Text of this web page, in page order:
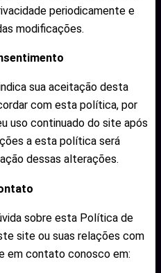
periodicamente e
modificações.
sua aceitação desta
com esta política, por
uso continuado do site após
a esta política será
dessas alterações.
sobre esta Política de
site ou suas relações com
em contato conosco em: